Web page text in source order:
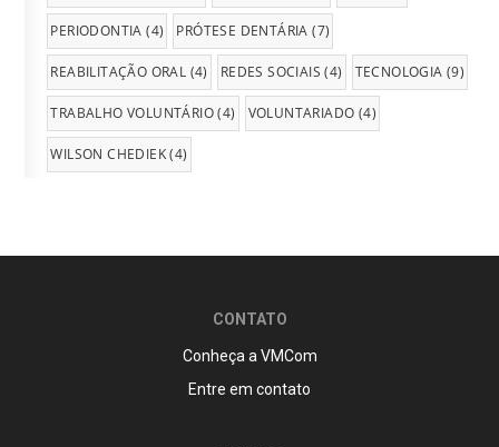
PERIODONTIA (4) PRÓTESE DENTÁRIA (7)
REABILITAÇÃO ORAL (4) REDES SOCIAIS (4) TECNOLOGIA (9)
TRABALHO VOLUNTÁRIO(4) VOLUNTARIADO (4)
WILSON CHEDIEK(4)
CONTATO
Conheça a VMCom
Entre em contato